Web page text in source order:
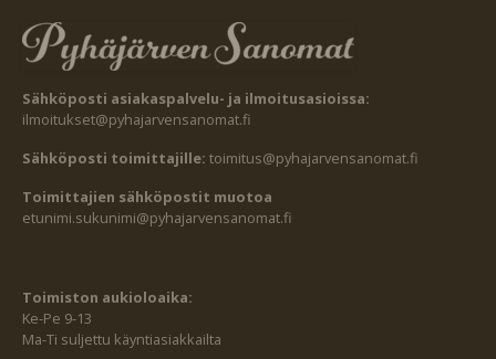
Sähköposti asiakaspalvelu- ja ilmoitusasioissa:
ilmoitukset@pyhajarvensanomat.fi
Sähköposti toimittajille: toimitus@pyhajarvensanomat.fi
Toimittajien sähköpostit muotoa
etunimi.sukunimi@pyhajarvensanomat.fi
Toimiston aukioloaika:
Ke-Pe 9-13
Ma-Ti suljettu käyntiasiakkailta